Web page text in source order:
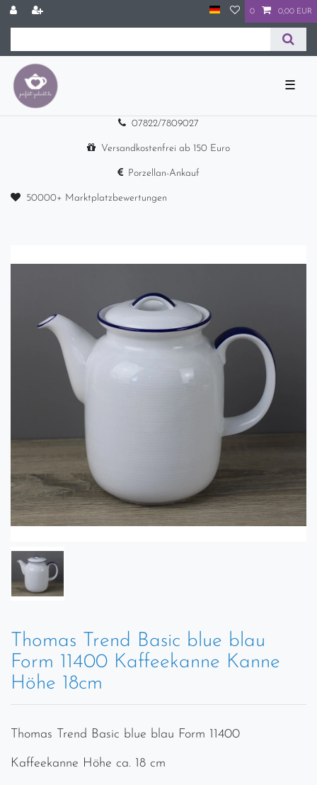
0 0,00 EUR
☰
07822/7809027
Versandkostenfrei ab 150 Euro
Porzellan-Ankauf
50000+ Marktplatzbewertungen
Thomas Trend Basic blue blau
Form 11400 Kaffeekanne Kanne
Höhe 18cm
Thomas Trend Basic blue blau Form 11400
Kaffeekanne Höhe ca. 18 cm